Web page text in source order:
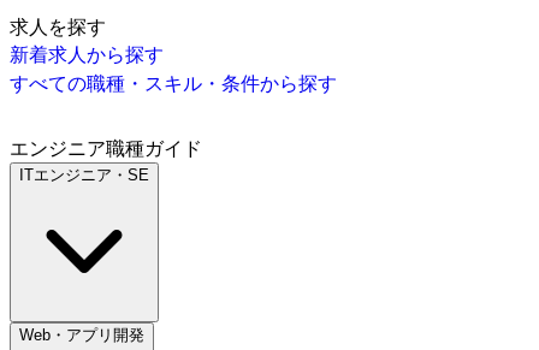
求人を探す
新着求人から探す
すべての職種・スキル・条件から探す
エンジニア職種ガイド
ITエンジニア・SE
Web・アプリ開発